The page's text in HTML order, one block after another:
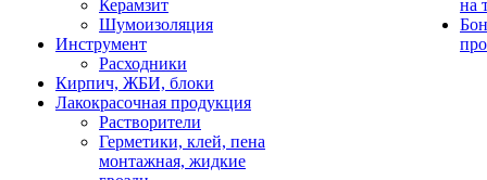
Керамзит
Шумоизоляция
Инструмент
Расходники
Кирпич, ЖБИ, блоки
Лакокрасочная продукция
Растворители
Герметики, клей, пена
монтажная, жидкие
на